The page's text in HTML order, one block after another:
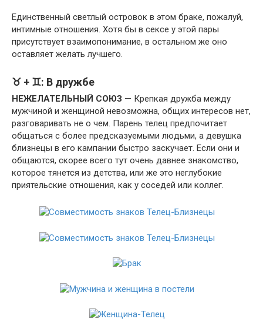
Единственный светлый островок в этом браке, пожалуй,
интимные отношения. Хотя бы в сексе у этой пары
присутствует взаимопонимание, в остальном же оно
оставляет желать лучшего.
♉ + ♊: В дружбе
НЕЖЕЛАТЕЛЬНЫЙ СОЮЗ — Крепкая дружба между
мужчиной и женщиной невозможна, общих интересов нет,
разговаривать не о чем. Парень телец предпочитает
общаться с более предсказуемыми людьми, а девушка
близнецы в его кампании быстро заскучает. Если они и
общаются, скорее всего тут очень давнее знакомство,
которое тянется из детства, или же это неглубокие
приятельские отношения, как у соседей или коллег.